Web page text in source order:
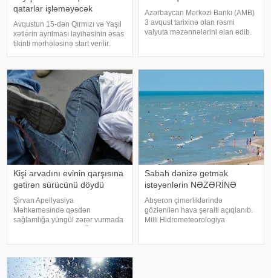
qatarlar işləməyəcək
Avqustun 15-dən Qırmızı və Yaşıl
xətlərin ayrılması layihəsinin əsas
tikinti mərhələsinə start verilir.
yayıb. . Bildirilib ki, 10-11 aylıq
tikinti müddətind
Azərbaycan Mərkəzi Bankı (AMB)
3 avqust tarixinə olan rəsmi
valyuta məzənnələrini elan edib.
qalaraq 1,700 manat təşkil edir
Kişi arvadını evinin qarşısına
gətirən sürücünü döydü
Şirvan Apellyasiya
Məhkəməsində qəsdən
sağlamlığa yüngül zərər vurmada
şikayəti üzrə məhkəmə prosesi
başa çatıb. -a istinadə
Sabah dənizə getmək
istəyənlərin NƏZƏRİNƏ
Abşeron çimərliklərində
gözlənilən hava şəraiti açıqlanıb.
Milli Hidrometeorologiya